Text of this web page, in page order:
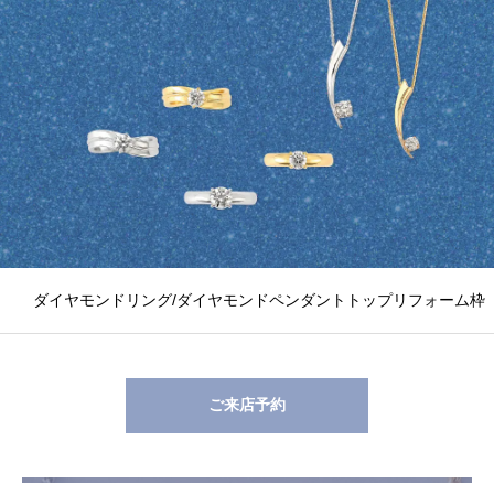
ダイヤモンドリング/ダイヤモンドペンダントトップリフォーム枠
ご来店予約